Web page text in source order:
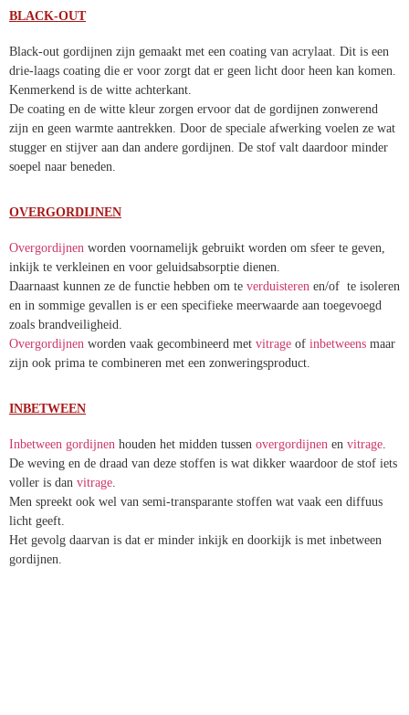
Black-out gordijnen zijn gemaakt met een coating van acrylaat. Dit is
een drie-laags coating die er voor zorgt dat er geen licht door heen
kan komen. Kenmerkend is de witte achterkant.
De coating en de witte kleur zorgen ervoor dat de gordijnen
zonwerend zijn en geen warmte aantrekken. Door de speciale
afwerking voelen ze wat stugger en stijver aan dan andere gordijnen.
Overgordijnenworden voornamelijk gebruikt worden om sfeer te
geven, inkijk te verkleinen en voor geluidsabsorptie dienen.
Daarnaast kunnen ze de functie hebben om teverduisterenen/of te
isoleren en in sommige gevallen is er een specifieke meerwaarde aan
toegevoegd zoals brandveiligheid.
Overgordijnen worden vaak gecombineerd
INBETWEEN
Inbetween gordijnen
tussenovergordijnenenvitrage.
De weving en de draad van deze stoffen is wat dikker waardoor de
stof iets voller is danvitrage.
Men spreekt ook wel van semi-transparante stoffen wat vaak een